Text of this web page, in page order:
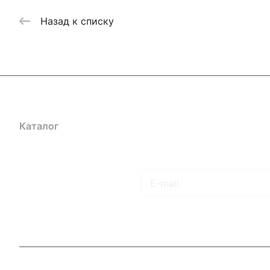
Назад к списку
Каталог